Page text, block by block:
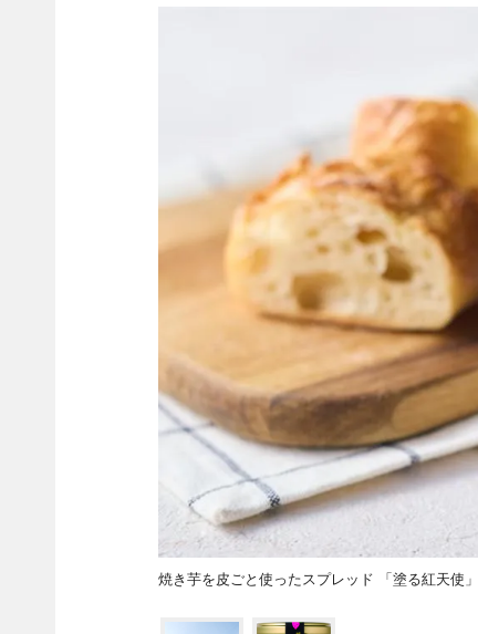
焼き芋を皮ごと使ったスプレッド 「塗る紅天使